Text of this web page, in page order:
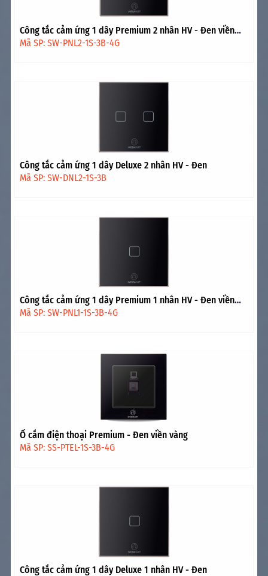
Công tắc cảm ứng 1 dây Premium 2 nhân HV - Đen viền
vàng
Mã SP: SW-PNL2-1S-3B-4G
Công tắc cảm ứng 1 dây Deluxe 2 nhân HV - Đen
Mã SP: SW-DNL2-1S-3B
Công tắc cảm ứng 1 dây Premium 1 nhân HV - Đen viền
vàng
Mã SP: SW-PNL1-1S-3B-4G
Ổ cắm điện thoại Premium - Đen viền vàng
Mã SP: SS-PTEL-1S-3B-4G
Công tắc cảm ứng 1 dây Deluxe 1 nhân HV - Đen